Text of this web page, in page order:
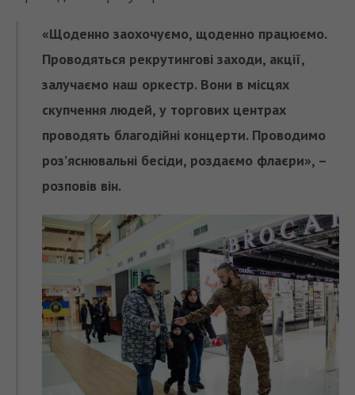
«Щоденно заохочуємо, щоденно працюємо.
Проводяться рекрутингові заходи, акції,
залучаємо наш оркестр. Вони в місцях
скупчення людей, у торгових центрах
проводять благодійні концерти. Проводимо
роз’яснювальні бесіди, роздаємо флаєри», –
розповів він.